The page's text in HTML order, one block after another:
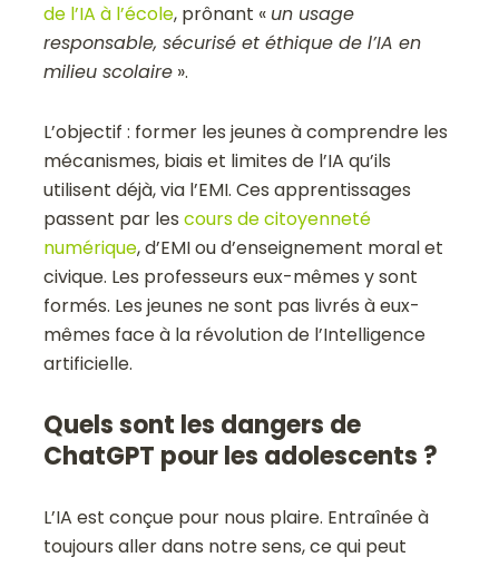
de l’IA à l’école, prônant « un usage
responsable, sécurisé et éthique de l’IA en
milieu scolaire ».
L’objectif : former les jeunes à comprendre les
mécanismes, biais et limites de l’IA qu’ils
utilisent déjà, via l’EMI. Ces apprentissages
passent par lescours de citoyenneté
numérique, d’EMI ou d’enseignement moral et
civique. Les professeurs eux-mêmes y sont
formés. Les jeunes ne sont pas livrés à eux-
mêmes face à la révolution de l’Intelligence
artificielle.
Quels sont les dangers de
ChatGPT pour les adolescents ?
L’IA est conçue pour nous plaire. Entraînée à
toujours aller dans notre sens, ce qui peut